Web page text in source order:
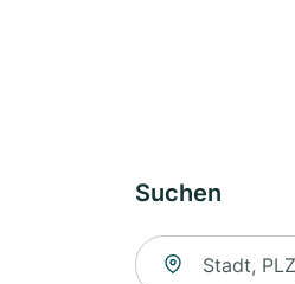
Suchen
Suche nach Ort